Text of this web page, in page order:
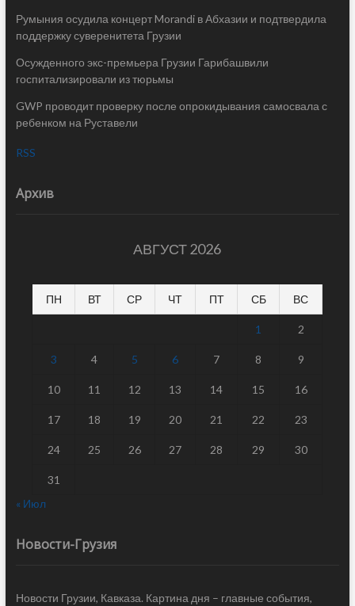
Румыния осудила концерт Morandi в Абхазии и подтвердила
поддержку суверенитета Грузии
Осужденного экс-премьера Грузии Гарибашвили
госпитализировали из тюрьмы
GWP проводит проверку после опрокидывания самосвала с
ребенком на Руставели
RSS
Архив
АВГУСТ 2026
ПН ВТ СР ЧТ ПТ СБ ВС
1 2
3 4 5 6 7 8 9
10 11 12 13 14 15 16
17 18 19 20 21 22 23
24 25 26 27 28 29 30
31
« Июл
Новости-Грузия
Новости Грузии, Кавказа. Картина дня – главные события,